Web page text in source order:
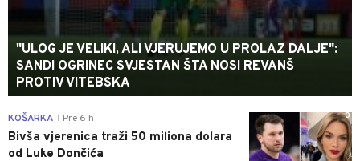
"ULOG JE VELIKI, ALI VJERUJEMO U PROLAZ DALJE":
SANDI OGRINEC SVJESTAN ŠTA NOSI REVANŠ
PROTIV VITEBSKA
0
KOŠARKA Pre 6 h
Bivša vjerenica traži 50 miliona dolara
od Luke Dončića